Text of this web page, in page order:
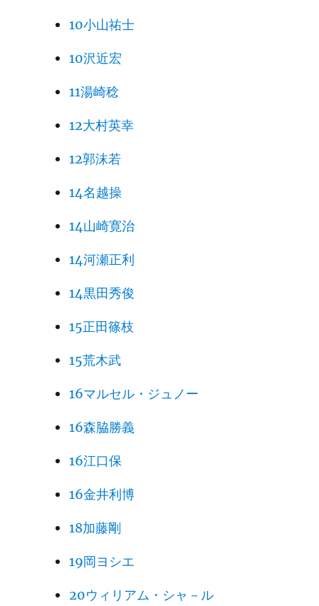
10小山祐士
10沢近宏
11湯崎稔
12大村英幸
12郭沫若
14名越操
14山崎寛治
14河瀬正利
14黒田秀俊
15正田篠枝
15荒木武
16マルセル・ジュノー
16森脇勝義
16江口保
16金井利博
18加藤剛
19岡ヨシエ
20ウィリアム・シャ－ル